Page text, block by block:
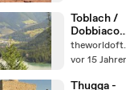
Toblach /
Dobbiaco
Südtirol -
Italien
vor 15
Thugga -